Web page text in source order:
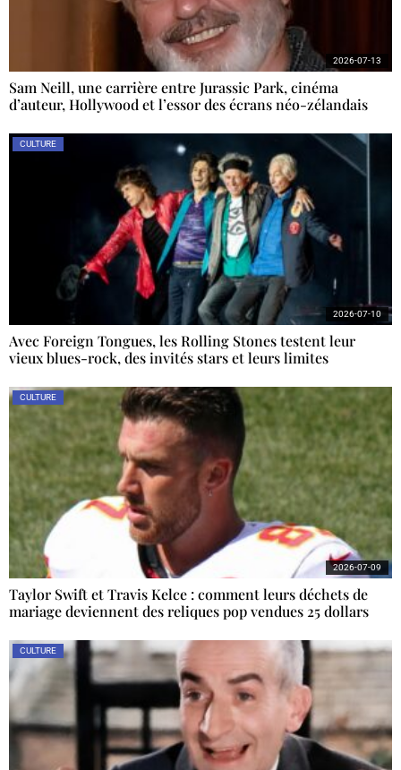
Sam Neill, une carrière entre Jurassic Park, cinéma
d’auteur, Hollywood et l’essor des écrans néo-zélandais
2026-07-13
CULTURE
Avec Foreign Tongues, les Rolling Stones testent leur
vieux blues-rock, des invités stars et leurs limites
2026-07-10
CULTURE
Taylor Swift et Travis Kelce : comment leurs déchets de
mariage deviennent des reliques pop vendues 25 dollars
2026-07-09
CULTURE